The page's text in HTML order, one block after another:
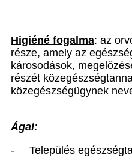
Higiéné fogalma: az
része, amely az
károsodások,
részét
közegészségügynek
Ágai:
- Település